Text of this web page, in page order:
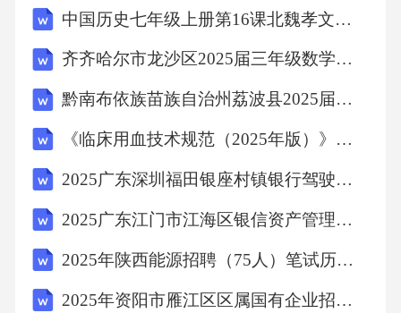
格掌握用药指征。血管活性药物剂量过小达不
到治疗效果，剂量过大易导致血压过高、心率
整剂量。血管活性药物对血压影响较大，应密
切监测患者血压变化，及时调整药物剂量。血
管活性药物外渗易导致局部组织坏死，输注时
应确保针头在血管内，并加强巡视。明确抗生
用法各不相同，使用前应明确抗生素的种类和
用法。观察药物反应抗生素易导致过敏反应和
中国历史七年级上册第16课北魏孝文帝改革教学设计
齐齐哈尔市龙沙区2025届三年级数学下学期期末调研模拟试题含解析
黔南布依族苗族自治州荔波县2025届数学四年级下学期期中联考试题（含解析）
《临床用血技术规范（2025年版）》考核试题
2025广东深圳福田银座村镇银行驾驶岗社会招聘笔试历年典型考题及考点剖析附带答案详解
2025广东江门市江海区银信资产管理有限公司招聘5人笔试历年常考点试题专练附带答案详解
2025年陕西能源招聘（75人）笔试历年典型考点题库附带答案详解
2025年资阳市雁江区区属国有企业招聘（8人）笔试历年典型考点题库附带答案详解